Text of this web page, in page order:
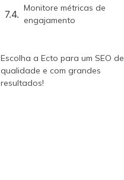
Monitore métricas de
engajamento
Escolha a Ecto para um SEO de
qualidade e com grandes
resultados!